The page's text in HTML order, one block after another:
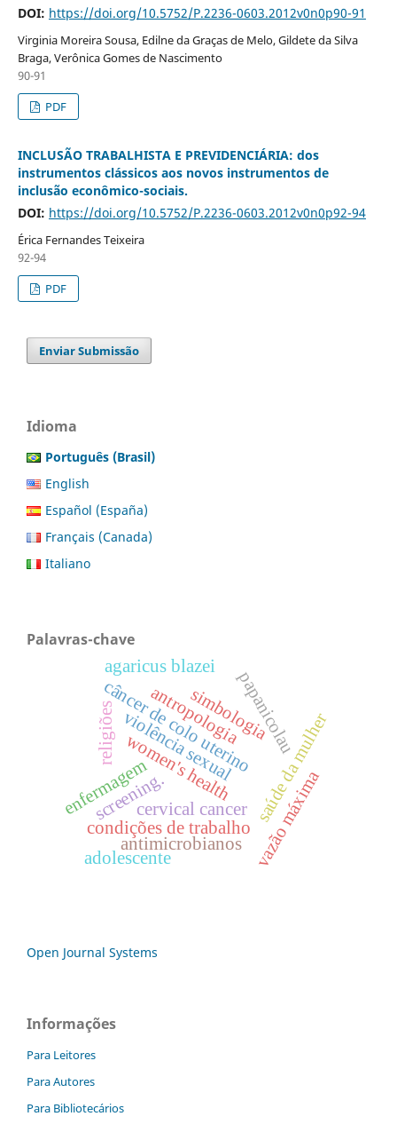
DOI: https://doi.org/10.5752/P.2236-0603.2012v0n0p90-91
Virginia Moreira Sousa, Edilne da Graças de Melo, Gildete da Silva
Braga, Verônica Gomes de Nascimento
90-91
PDF
INCLUSÃO TRABALHISTA E PREVIDENCIÁRIA: dos
instrumentos clássicos aos novos instrumentos de
inclusão econômico-sociais.
DOI: https://doi.org/10.5752/P.2236-0603.2012v0n0p92-94
Érica Fernandes Teixeira
92-94
PDF
Enviar Submissão
Idioma
Português (Brasil)
English
Español (España)
Français (Canada)
Italiano
Palavras-chave
papanicolau
saúde da mulher
câncer de colo uterino
women's health
cervical cancer
screening. vazão máxima
simbologia
antropologia
religiões
enfermagem
condições de trabalho
agaricus blazei
antimicrobianos
violência sexual
adolescente
Open Journal Systems
Informações
Para Leitores
Para Autores
Para Bibliotecários